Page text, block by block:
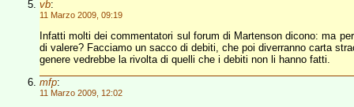
vb:
11 Marzo 2009, 09:19
Infatti molti dei commentatori sul forum di Martenson dicono: ma
di valere? Facciamo un sacco di debiti, che poi diverranno carta
genere vedrebbe la rivolta di quelli che i debiti non li hanno fatti.
mfp:
11 Marzo 2009, 12:02